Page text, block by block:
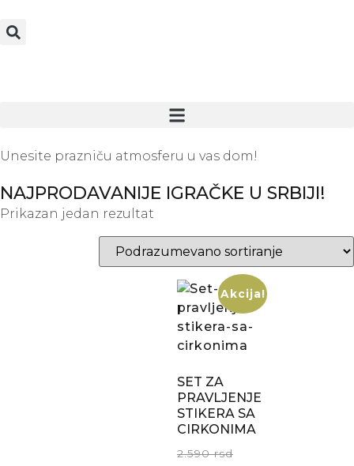
Unesite prazniču atmosferu u vas dom!
NAJPRODAVANIJE IGRAČKE U SRBIJI!
Prikazan jedan rezultat
Akcija!
SET ZA
PRAVLJENJE
STIKERA SA
CIRKONIMA
2.590rsd